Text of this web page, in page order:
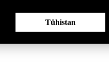
Tühistan